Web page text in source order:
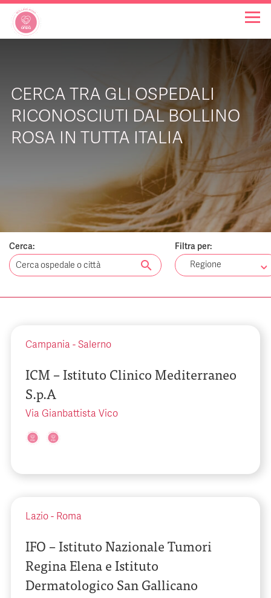
INIZIATIVE
NOTIZIE
CHI SIAMO
CERCA TRA GLI OSPEDALI
RICONOSCIUTI DAL BOLLINO
ROSA IN TUTTA ITALIA
Cerca:
search
Filtra per:
Regione
Campania - Salerno
ICM – Istituto Clinico Mediterraneo
S.p.A
Via Gianbattista Vico
Lazio - Roma
IFO – Istituto Nazionale Tumori
Regina Elena e Istituto
Dermatologico San Gallicano